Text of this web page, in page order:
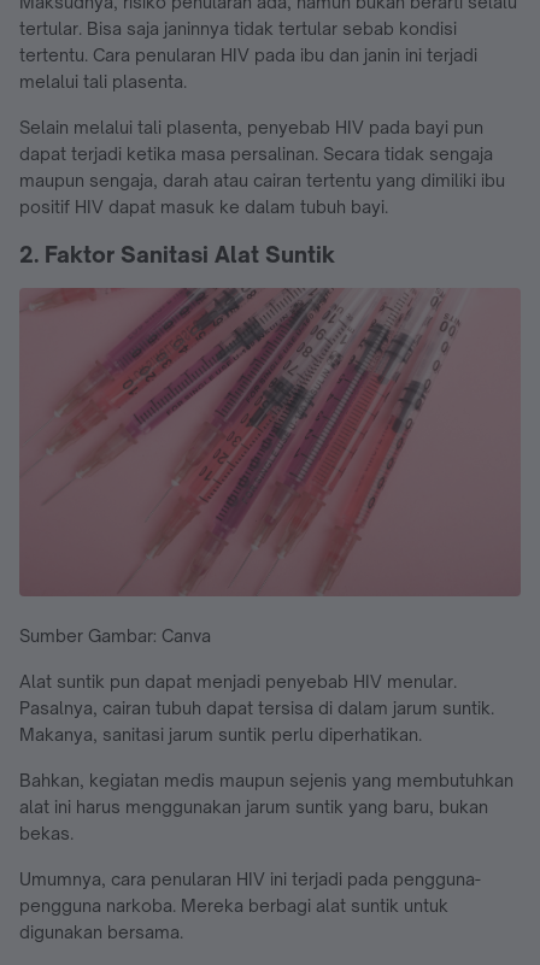
tertular. Bisa saja janinnya tidak tertular sebab kondisi
tertentu. Cara penularan HIV pada ibu dan janin ini terjadi
melalui tali plasenta.
Selain melalui tali plasenta, penyebab HIV pada bayi pun
dapat terjadi ketika masa persalinan. Secara tidak sengaja
maupun sengaja, darah atau cairan tertentu yang dimiliki ibu
positif HIV dapat masuk ke dalam tubuh bayi.
2. Faktor Sanitasi Alat Suntik
Sumber Gambar: Canva
Alat suntik pun dapat menjadi penyebab HIV menular.
Pasalnya, cairan tubuh dapat tersisa di dalam jarum suntik.
Makanya, sanitasi jarum suntik perlu diperhatikan.
Bahkan, kegiatan medis maupun sejenis yang membutuhkan
alat ini harus menggunakan jarum suntik yang baru, bukan
bekas.
Umumnya, cara penularan HIV ini terjadi pada pengguna-
pengguna narkoba. Mereka berbagi alat suntik untuk
digunakan bersama.